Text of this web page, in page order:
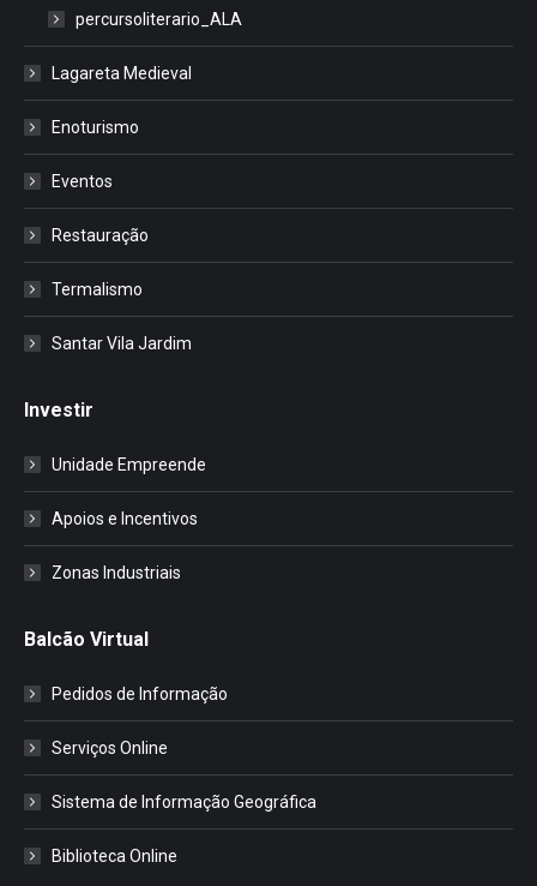
percursoliterario_ALA
Lagareta Medieval
Enoturismo
Eventos
Restauração
Termalismo
Santar Vila Jardim
Investir
Unidade Empreende
Apoios e Incentivos
Zonas Industriais
Balcão Virtual
Pedidos de Informação
Serviços Online
Sistema de Informação Geográfica
Biblioteca Online